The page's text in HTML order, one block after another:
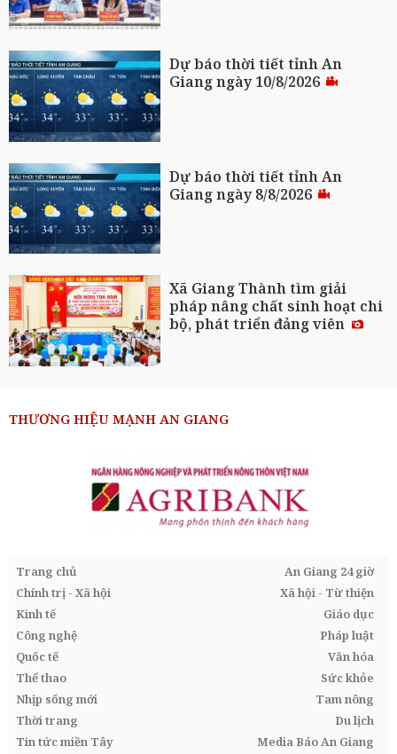
Dự báo thời tiết tỉnh An
Giang ngày 10/8/2026
Dự báo thời tiết tỉnh An
Giang ngày 8/8/2026
Xã Giang Thành tìm giải
pháp nâng chất sinh hoạt chi
bộ, phát triển đảng viên
THƯƠNG HIỆU MẠNH AN GIANG
Trang chủ
An Giang 24 giờ
Chính trị - Xã hội
Xã hội - Từ thiện
Kinh tế
Giáo dục
Công nghệ
Pháp luật
Quốc tế
Văn hóa
Thể thao
Sức khỏe
Nhịp sống mới
Tam nông
Thời trang
Du lịch
Tin tức miền Tây
Media Báo An Giang